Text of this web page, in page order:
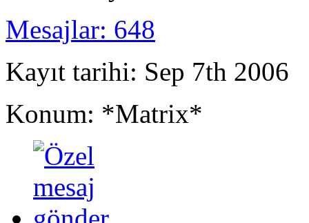
Mesajlar: 648
Kayıt tarihi: Sep 7th 2006
Konum: *Matrix*